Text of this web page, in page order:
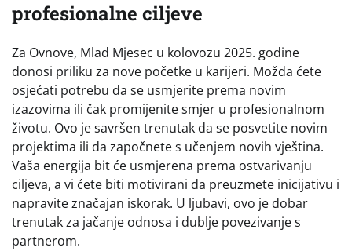
profesionalne ciljeve
Za Ovnove, Mlad Mjesec u kolovozu 2025. godine
donosi priliku za nove početke u karijeri. Možda ćete
osjećati potrebu da se usmjerite prema novim
izazovima ili čak promijenite smjer u profesionalnom
životu. Ovo je savršen trenutak da se posvetite novim
projektima ili da započnete s učenjem novih vještina.
Vaša energija bit će usmjerena prema ostvarivanju
ciljeva, a vi ćete biti motivirani da preuzmete inicijativu i
napravite značajan iskorak. U ljubavi, ovo je dobar
trenutak za jačanje odnosa i dublje povezivanje s
partnerom.